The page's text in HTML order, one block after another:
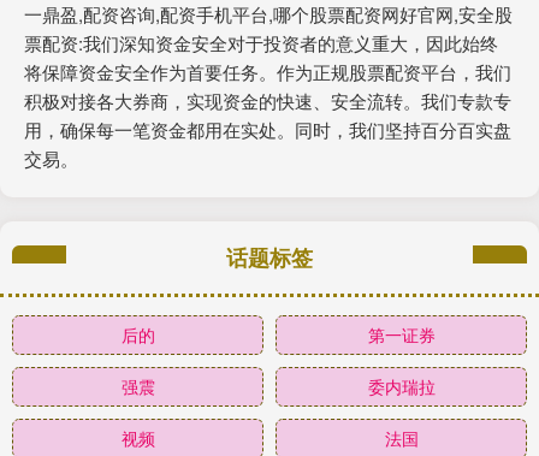
一鼎盈,配资咨询,配资手机平台,哪个股票配资网好官网,安全股
票配资:我们深知资金安全对于投资者的意义重大，因此始终
将保障资金安全作为首要任务。作为正规股票配资平台，我们
积极对接各大券商，实现资金的快速、安全流转。我们专款专
用，确保每一笔资金都用在实处。同时，我们坚持百分百实盘
交易。
话题标签
后的 第一证券
强震 委内瑞拉
视频 法国